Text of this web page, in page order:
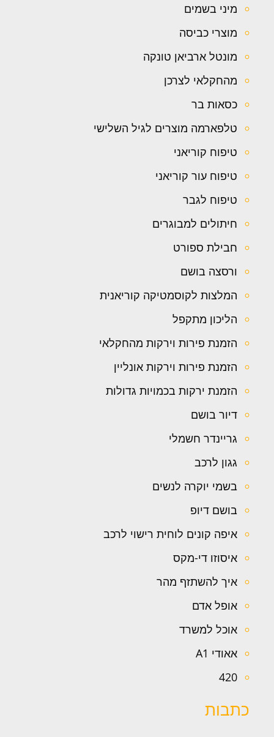
מיני בשמים
מוצרי כביסה
מונטל ארביאן טונקה
מהחקלאי לצרכן
כסאות בר
טלפארמה מוצרים לגיל השלישי
טיפוח קוריאני
טיפוח עור קוריאני
טיפוח לגבר
חיתולים למבוגרים
חבילת ספורט
ורסצה בושם
המלצות לקוסמטיקה קוריאנית
הליכון מתקפל
הזמנת פירות וירקות מהחקלאי
הזמנת פירות וירקות אונליין
הזמנת ירקות בכמויות גדולות
דיור בושם
גריינדר חשמלי
גגון לרכב
בשמי יוקרה לנשים
בושם דיופ
איפה קונים לוחית רישוי לרכב
איסוזו די-מקס
איך להשתזף מהר
אופל אדם
אוכל למשרד
אאודי A1
420
כתבות